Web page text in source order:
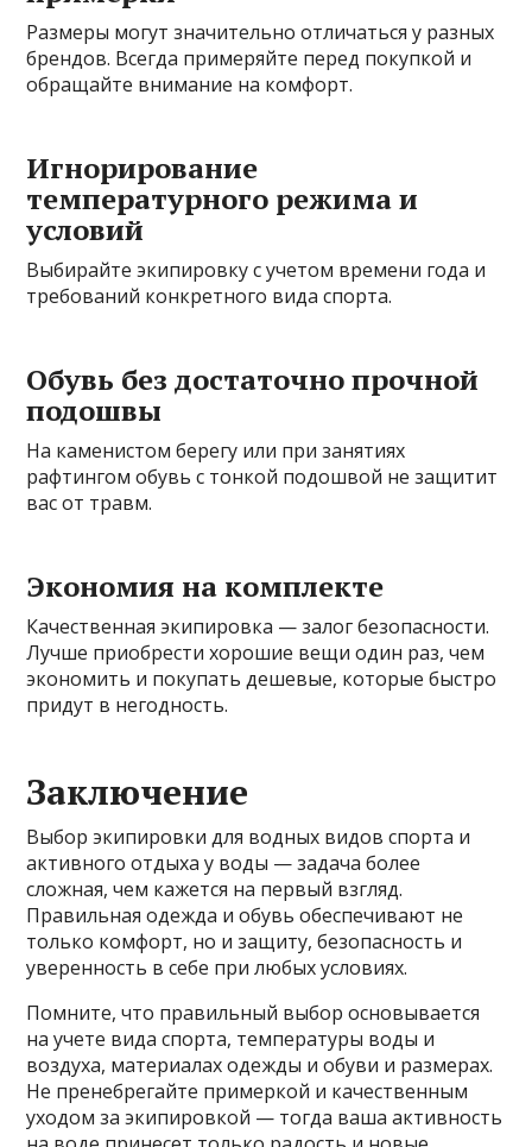
Размеры могут значительно отличаться у разных
брендов. Всегда примеряйте перед покупкой и
обращайте внимание на комфорт.
Игнорирование
температурного режима и
условий
Выбирайте экипировку с учетом времени года и
требований конкретного вида спорта.
Обувь без достаточно прочной
подошвы
На каменистом берегу или при занятиях
рафтингом обувь с тонкой подошвой не защитит
вас от травм.
Экономия на комплекте
Качественная экипировка — залог безопасности.
Лучше приобрести хорошие вещи один раз, чем
экономить и покупать дешевые, которые быстро
придут в негодность.
Заключение
Выбор экипировки для водных видов спорта и
активного отдыха у воды — задача более
сложная, чем кажется на первый взгляд.
Правильная одежда и обувь обеспечивают не
только комфорт, но и защиту, безопасность и
уверенность в себе при любых условиях.
Помните, что правильный выбор основывается
на учете вида спорта, температуры воды и
воздуха, материалах одежды и обуви и размерах.
Не пренебрегайте примеркой и качественным
уходом за экипировкой — тогда ваша активность